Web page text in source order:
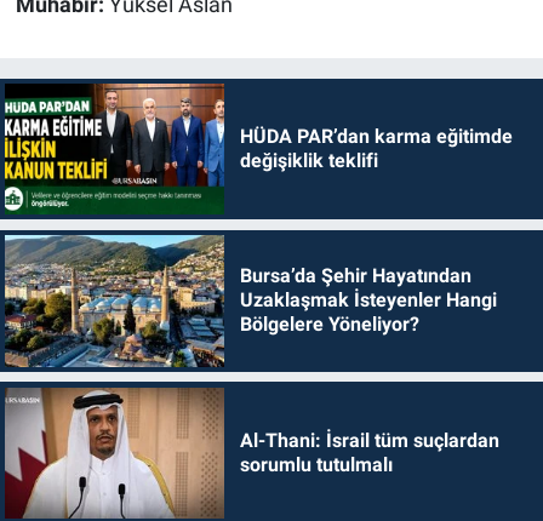
HÜDA PAR’dan karma eğitimde
değişiklik teklifi
Bursa’da Şehir Hayatından
Uzaklaşmak İsteyenler Hangi
Bölgelere Yöneliyor?
Al-Thani: İsrail tüm suçlardan
sorumlu tutulmalı